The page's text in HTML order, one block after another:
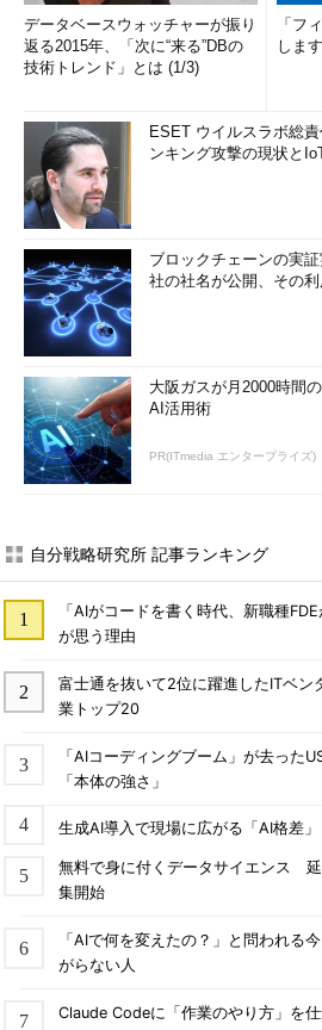
データベースウォッチャーが振り
返る2015年、「次に“来る”DBの
技術トレンド」とは (1/3)
「フ
します
ESET ウイルスラボ総
ンキング攻撃の現状と
ブロックチェーンの実
社の社名が公開、その
大阪ガスが月2000時間
AI活用術
PR(ITmedia エンタープライズ)
自分戦略研究所 記事ランキング
「AIがコードを書く時代、新職種
が思う理由
富士通を抜いて2位に躍進したITベ
業トップ20
「AIコーディングブーム」が去った
「本体の強さ」
生成AI導入で現場に広がる「AI格差
無料で身に付くデータサイエンス
集開始
「AIで何を変えたの？」と問われる
がらない人
Claude Codeに「作業のやり方」を